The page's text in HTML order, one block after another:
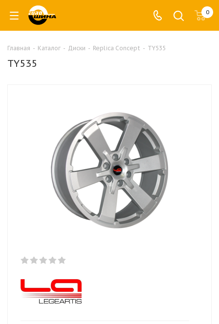
0
Главная - Каталог - Диски - Replica Concept - TY535
TY535